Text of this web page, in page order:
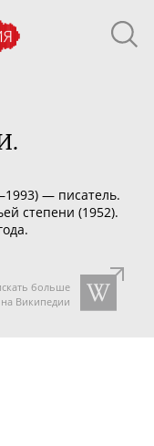
— писатель.
степени (1952).
больше
Википедии